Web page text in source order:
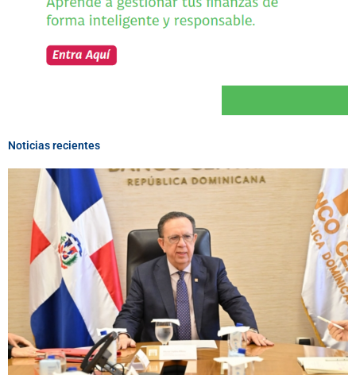
Noticias recientes